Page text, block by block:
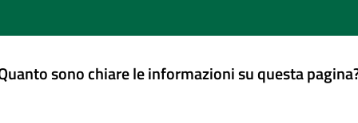
sono chiare le informazioni su questa